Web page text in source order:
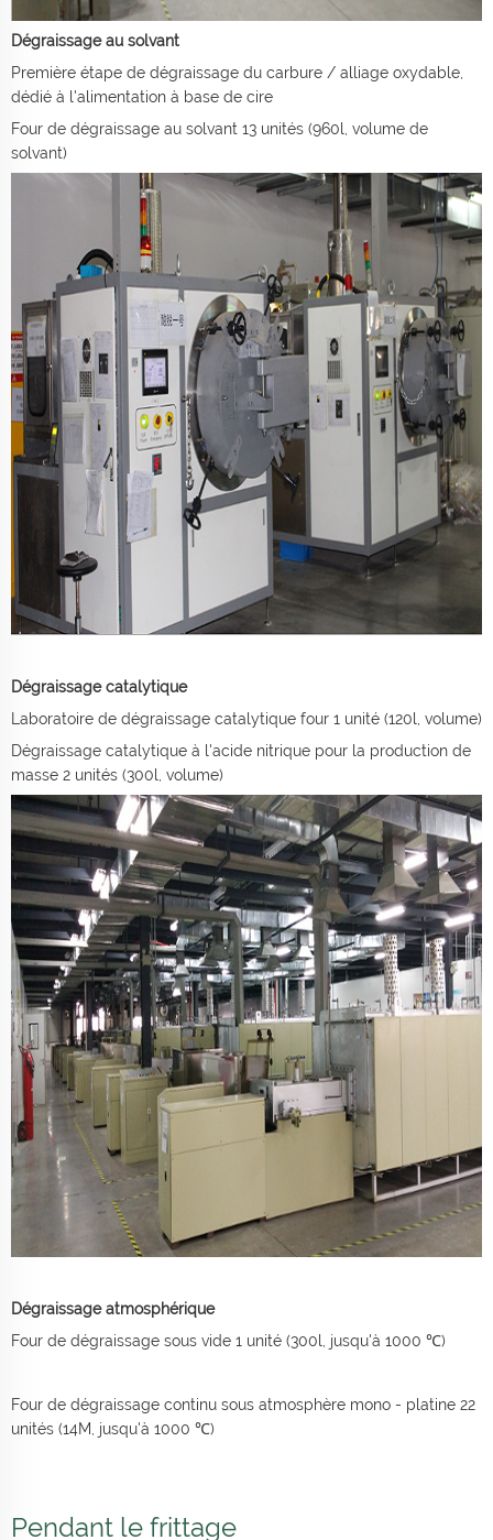
Dégraissage au solvant
Première étape de dégraissage du carbure / alliage oxydable,
dédié à l'alimentation à base de cire
Four de dégraissage au solvant 13 unités (960l, volume de
solvant)
Dégraissage catalytique
Laboratoire de dégraissage catalytique four 1 unité (120l, volume)
Dégraissage catalytique à l'acide nitrique pour la production de
masse 2 unités (300l, volume)
Dégraissage atmosphérique
Four de dégraissage sous vide 1 unité (300l, jusqu'à 1000 ℃)
Four de dégraissage continu sous atmosphère mono - platine 22
unités (14M, jusqu'à 1000 ℃)
Pendant le frittage